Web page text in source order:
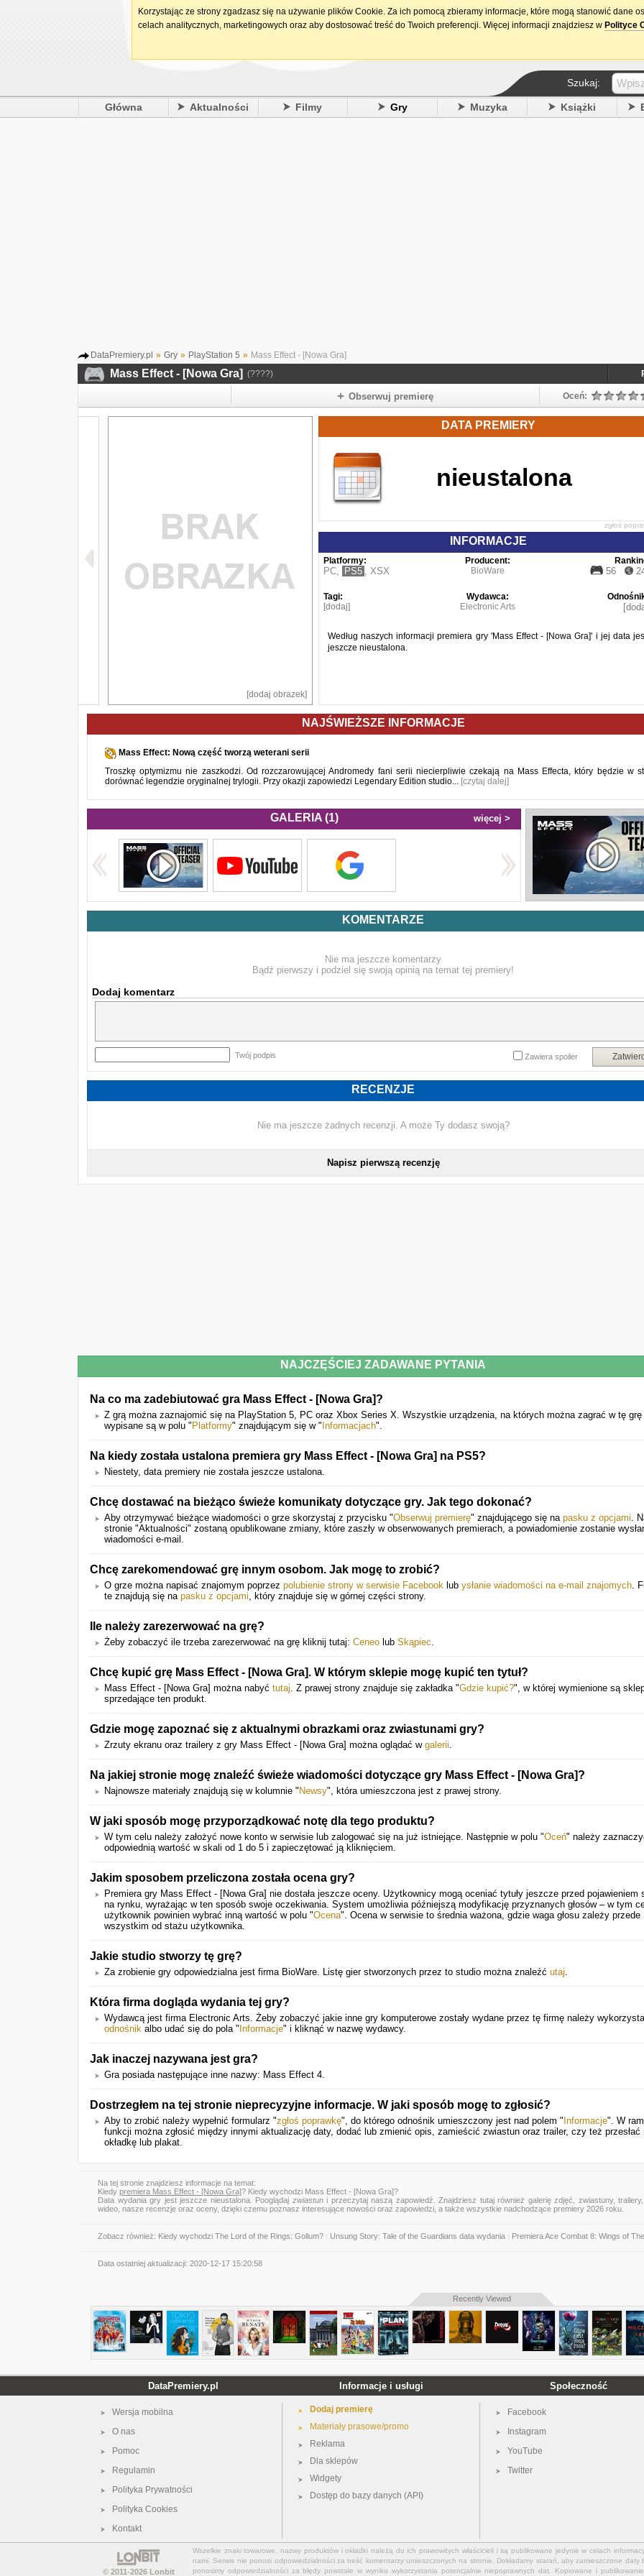
15. urodziny DataPremiery.pl
Szukaj:
Główna Aktualności Filmy Gry Muzyka Książki
DataPremiery.pl » Gry » PlayStation 5 » Mass Effect - [Nowa Gra]
Mass Effect - [Nowa Gra] (????)
Obserwuj premierę Oceń:
DATA PREMIERY
nieustalona
zgłoś
INFORMACJE
Platformy:
PC, PS5 , XSX
Producent:
BioWare
56
Tagi:
[dodaj]
Wydawca:
Electronic Arts
Według naszych informacji premiera gry 'Mass Effect - [Nowa Gra]' i jej data
jeszcze nieustalona.
[dodaj obrazek]
NAJŚWIEŻSZE INFORMACJE
Mass Effect: Nową część tworzą weterani serii
Troszkę optymizmu nie zaszkodzi. Od rozczarowującej Andromedy fani serii niecierpliwie czekają na Mass Effecta, który będzie w
dorównać legendzie oryginalnej trylogii. Przy okazji zapowiedzi Legendary Edition studio... [czytaj dalej]
GALERIA (1) więcej >
KOMENTARZE
Nie ma jeszcze komentarzy
Bądź pierwszy i podziel się swoją opinią na temat tej premiery!
Dodaj komentarz
Twój podpis Zawiera spoiler
RECENZJE
Nie ma jeszcze żadnych recenzji. A może Ty dodasz swoją?
Napisz pierwszą recenzję
NAJCZĘŚCIEJ ZADAWANE PYTANIA
Na co ma zadebiutować gra Mass Effect - [Nowa Gra]?
Z grą można zaznajomić się na PlayStation 5, PC oraz Xbox Series X. Wszystkie urządzenia, na których można zagrać w tę grę
wypisane są w polu " Platformy" znajdującym się w " Informacjach".
Na kiedy została ustalona premiera gry Mass Effect - [Nowa Gra] na PS5?
Niestety, data premiery nie została jeszcze ustalona.
Chcę dostawać na bieżąco świeże komunikaty dotyczące gry. Jak tego dokonać?
Aby otrzymywać bieżące wiadomości o grze skorzystaj z przycisku "Obserwuj premierę" znajdującego się na pasku z opcjami.
stronie "Aktualności" zostaną opublikowane zmiany, które zaszły w obserwowanych premierach, a powiadomienie zostanie
wiadomości e-mail.
Chcę zarekomendować grę innym osobom. Jak mogę to zrobić?
O grze można napisać znajomym poprzez polubienie strony w serwisie Facebook lub ysłanie wiadomości na e-mail znajomych.
te znajdują się na pasku z opcjami, który znajduje się w górnej części strony.
Ile należy zarezerwować na grę?
Żeby zobaczyć ile trzeba zarezerwować na grę kliknij tutaj: Ceneo lub Skąpiec.
Chcę kupić grę Mass Effect - [Nowa Gra]. W którym sklepie mogę kupić ten tytuł?
Mass Effect - [Nowa Gra] można nabyć tutaj. Z prawej strony znajduje się zakładka "Gdzie kupić?", w której wymienione są
sprzedające ten produkt.
Gdzie mogę zapoznać się z aktualnymi obrazkami oraz zwiastunami gry?
Zrzuty ekranu oraz trailery z gry Mass Effect - [Nowa Gra] można oglądać w galerii.
Na jakiej stronie mogę znaleźć świeże wiadomości dotyczące gry Mass Effect - [Nowa Gra]?
Najnowsze materiały znajdują się w kolumnie " Newsy", która umieszczona jest z prawej strony.
W jaki sposób mogę przyporządkować notę dla tego produktu?
W tym celu należy założyć nowe konto w serwisie lub zalogować się na już istniejące. Następnie w polu "Oceń" należy
odpowiednią wartość w skali od 1 do 5 i zapieczętować ją kliknięciem.
Jakim sposobem przeliczona została ocena gry?
Premiera gry Mass Effect - [Nowa Gra] nie dostała jeszcze oceny. Użytkownicy mogą oceniać tytuły jeszcze przed pojawieniem
na rynku, wyrażając w ten sposób swoje oczekiwania. System umożliwia późniejszą modyfikację przyznanych głosów – w tym
użytkownik powinien wybrać inną wartość w polu "Ocena". Ocena w serwisie to średnia ważona, gdzie waga głosu zależy przede
wszystkim od stażu użytkownika.
Jakie studio stworzy tę grę?
Za zrobienie gry odpowiedzialna jest firma BioWare. Listę gier stworzonych przez to studio można znaleźć utaj.
Która firma dogląda wydania tej gry?
Wydawcą jest firma Electronic Arts. Żeby zobaczyć jakie inne gry komputerowe zostały wydane przez tę firmę należy
odnośnik albo udać się do pola " Informacje" i kliknąć w nazwę wydawcy.
Jak inaczej nazywana jest gra?
Gra posiada następujące inne nazwy: Mass Effect 4.
Dostrzegłem na tej stronie nieprecyzyjne informacje. W jaki sposób mogę to zgłosić?
Aby to zrobić należy wypełnić formularz "zgłoś poprawkę", do którego odnośnik umieszczony jest nad polem " Informacje". W
funkcji można zgłosić między innymi aktualizację daty, dodać lub zmienić opis, zamieścić zwiastun oraz trailer, czy też przesłać
okładkę lub plakat.
Na tej stronie znajdziesz informacje na temat:
Kiedy premiera Mass Effect - [Nowa Gra]? Kiedy wychodzi Mass Effect - [Nowa Gra]?
Data wydania gry jest jeszcze nieustalona. Pooglądaj zwiastuni przeczytaj naszą zapowiedź. Znajdziesz tutaj również galerię zdjęć, zwiastuny,
wideo, nasze recenzje oraz oceny, dzięki czemu poznasz interesujące nowości oraz zapowiedzi, a także wszystkie nadchodzące premiery 2026 roku.
Zobacz również: Kiedy wychodzi The Lord of the Rings: Gollum? Unsung Story: Tale of the Guardians data wydania Premiera Ace Combat 8: Wings of
Data ostatniej aktualizacji: 2020-12-17 15:20:58
Recently Viewed
DataPremiery.pl
Wersja mobilna
O nas
Pomoc
Regulamin
Polityka Prywatności
Polityka Cookies
Kontakt
Informacje i usługi
Dodaj premierę
Materiały prasowe/promo
Reklama
Dla sklepów
Widgety
Dostęp do bazy danych (API)
Społeczność
Facebook
Instagram
YouTube
Twitter
© 2011-2026 Lonbit
Wszelkie znaki towarowe, nazwy produktów i okładki należą do ich prawowitych właścicieli i są publikowane jedynie w celach
nami. Serwis nie ponosi odpowiedzialności za treść komentarzy umieszczonych na stronie. Dokładamy starań, aby zamieszczone
ponosimy odpowiedzialności za błędy powstałe w wyniku wykorzystania potencjalnie niepoprawnych dat. Kopiowane i
Korzystając ze strony zgadzasz się na używanie plików Cookie. Za ich pomocą zbieramy informacje, które mogą stanowić dane
celach analitycznych, marketingowych oraz aby dostosować treść do Twoich preferencji. Więcej informacji znajdziesz w Polityce